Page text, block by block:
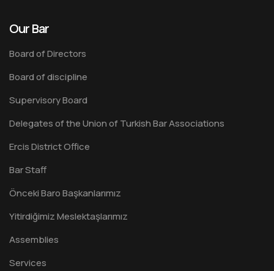
Our Bar
Board of Directors
Board of discipline
Supervisory Board
Delegates of the Union of Turkish Bar Associations
Ercis District Office
Bar Staff
Önceki Baro Başkanlarımız
Yitirdiğimiz Meslektaşlarımız
Assemblies
Services